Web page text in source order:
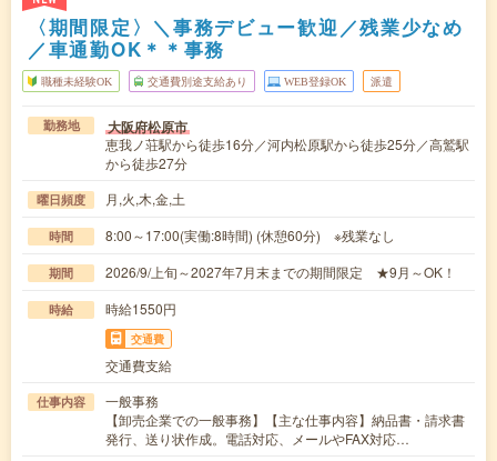
〈期間限定〉＼事務デビュー歓迎／残業少なめ
／車通勤OK＊＊事務
職種未経験OK 交通費別途支給あり WEB登録OK 派遣
勤務地 大阪府松原市
恵我ノ荘駅から徒歩16分／河内松原駅から徒歩25分／高鷲駅
から徒歩27分
曜日頻度 月,火,木,金,土
時間 8:00～17:00(実働:8時間) (休憩60分) ※残業なし
期間 2026/9/上旬～2027年7月末までの期間限定 ★9月～OK！
時給 時給1550円
交通費
交通費支給
仕事内容
一般事務
【卸売企業での一般事務】【主な仕事内容】納品書・請求書
発行、送り状作成。電話対応、メールやFAX対応…